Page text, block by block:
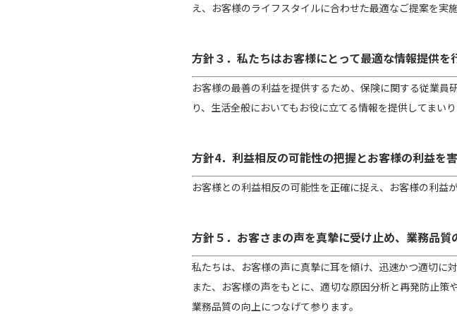
え、お客様のライフスタイルに合わせた最適なご提案を実施
方針３．私たちはお客様にとって最適な情報提供を
お客様の最善の利益を提供するため、保険に関する従業
り、生活全般においてもお役に立てる情報を提供してまいり
方針4．利益相反の可能性の把握とお客様の利益を
お客様との利益相反の可能性を正確に捉え、お客様の利益
方針５．お客さまの声を真摯に受け止め、業務品
私たちは、お客様の声に真摯に耳を傾け、迅速かつ適切に対
また、お客様の声をもとに、適切な原因分析と再発防止
業務品質の向上につなげて参ります。